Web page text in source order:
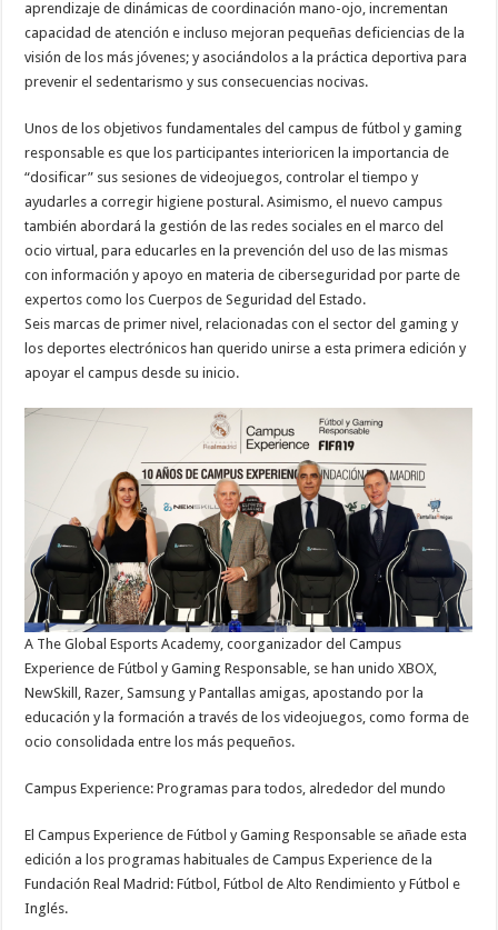
aprendizaje de dinámicas de coordinación mano-ojo, incrementan
capacidad de atención e incluso mejoran pequeñas deficiencias de la
visión de los más jóvenes; y asociándolos a la práctica deportiva para
prevenir el sedentarismo y sus consecuencias nocivas.
Unos de los objetivos fundamentales del campus de fútbol y gaming
responsable es que los participantes interioricen la importancia de
“dosificar” sus sesiones de videojuegos, controlar el tiempo y
ayudarles a corregir higiene postural. Asimismo, el nuevo campus
también abordará la gestión de las redes sociales en el marco del
ocio virtual, para educarles en la prevención del uso de las mismas
con información y apoyo en materia de ciberseguridad por parte de
expertos como los Cuerpos de Seguridad del Estado.
Seis marcas de primer nivel, relacionadas con el sector del gaming y
los deportes electrónicos han querido unirse a esta primera edición y
apoyar el campus desde su inicio.
A The Global Esports Academy, coorganizador del Campus
Experience de Fútbol y Gaming Responsable, se han unido XBOX,
NewSkill, Razer, Samsung y Pantallas amigas, apostando por la
educación y la formación a través de los videojuegos, como forma de
ocio consolidada entre los más pequeños.
Campus Experience: Programas para todos, alrededor del mundo
El Campus Experience de Fútbol y Gaming Responsable se añade esta
edición a los programas habituales de Campus Experience de la
Fundación Real Madrid: Fútbol, Fútbol de Alto Rendimiento y Fútbol e
Inglés.